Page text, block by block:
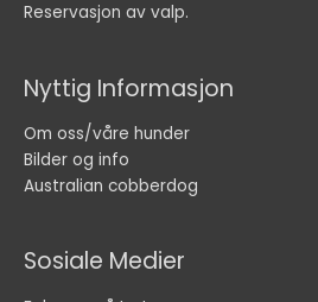
Reservasjon av valp.
Nyttig Informasjon
Om oss/våre hunder
Bilder og info
Australian cobberdog
Sosiale Medier